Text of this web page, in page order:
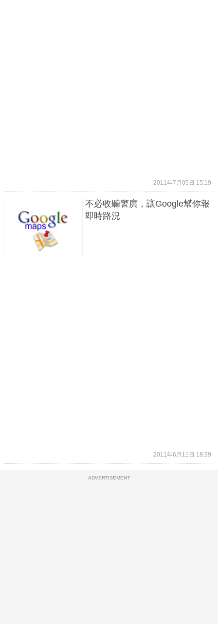
2011年7月05日 15:19
不必收聽警廣，讓Google幫你報
即時路況
2011年6月11日 18:39
ADVERTISEMENT